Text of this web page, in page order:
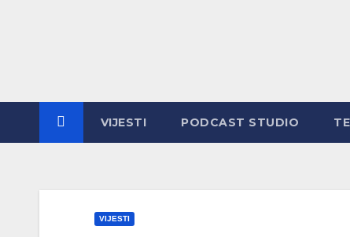
VIJESTI PODCAST STUDIO
VIJESTI